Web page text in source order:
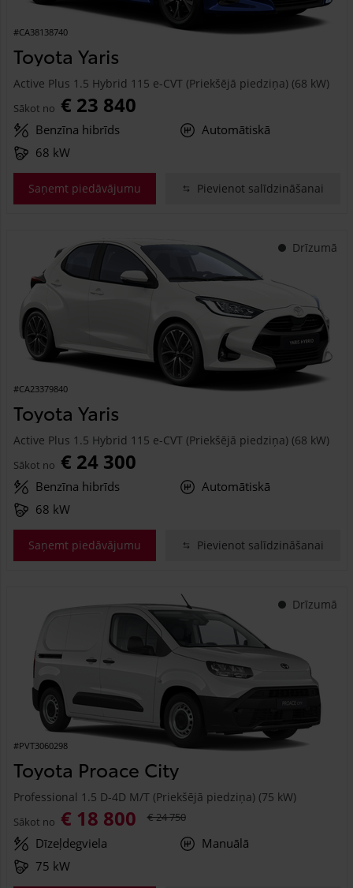
#CA38138740
Toyota Yaris
Active Plus 1.5 Hybrid 115 e-CVT (Priekšējā piedziņa) (68 kW)
Sākot no € 23 840
Benzīna hibrīds
Automātiskā
68 kW
Saņemt piedāvājumu Pievienot salīdzināšanai
Drīzumā
#CA23379840
Toyota Yaris
Active Plus 1.5 Hybrid 115 e-CVT (Priekšējā piedziņa) (68 kW)
Sākot no € 24 300
Benzīna hibrīds
Automātiskā
68 kW
Saņemt piedāvājumu Pievienot salīdzināšanai
Drīzumā
#PVT3060298
Toyota Proace City
Professional 1.5 D-4D M/T (Priekšējā piedziņa) (75 kW)
Sākot no € 18 800 € 24 750
Dīzeļdegviela
Manuālā
75 kW